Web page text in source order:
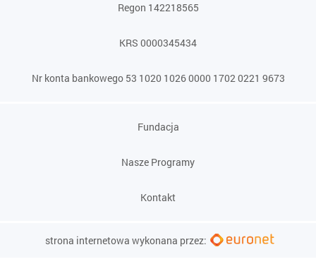
Regon 142218565
KRS 0000345434
Nr konta bankowego 53 1020 1026 0000 1702 0221 9673
Fundacja
Nasze Programy
Kontakt
strona internetowa wykonana przez: